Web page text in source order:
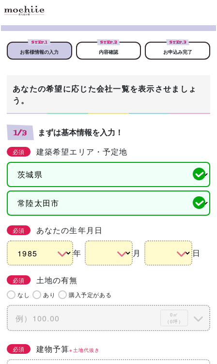
STEP.1
お客様情報の入力
STEP.2
内容確認
STEP.3
お申込み完了
あなたの希望に応じた会社一覧を表示させましょ
う。
1/3 まずは基本情報を入力！
必須 建築希望エリア・予定地
必須 あなたの生年月日
年 月 日
必須 土地の有無
なし あり 購入予定がある
0㎡
（0坪）
必須 建物予算※土地代抜き